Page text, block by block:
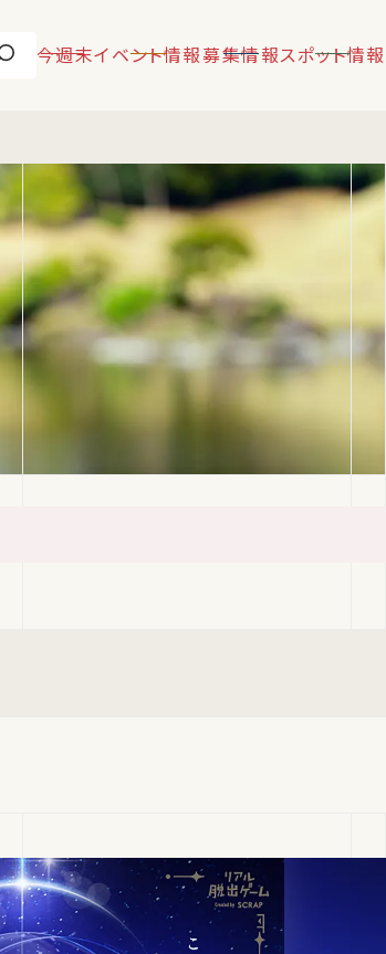
今週末イベント情報募集情報スポット情報